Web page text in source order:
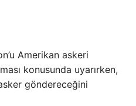
Amerikan askeri
konusunda uyarırken,
göndereceğini